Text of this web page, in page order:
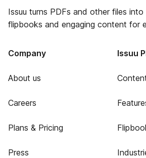
Issuu turns PDFs and other files
flipbooks and engaging content for
Company
About us
Careers
Plans & Pricing
Press
Issuu